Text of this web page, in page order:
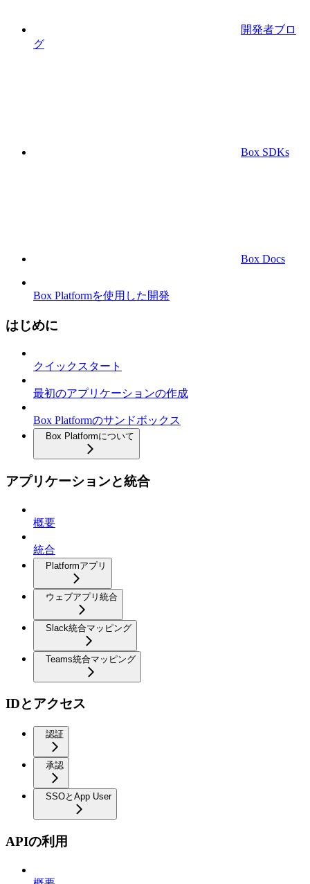
開発者ブロ
グ
Box SDKs
Box Docs
Box Platformを使用した開発
はじめに
クイックスタート
最初のアプリケーションの作成
Box Platformのサンドボックス
Box Platformについて
アプリケーションと統合
概要
統合
Platformアプリ
ウェブアプリ統合
Slack統合マッピング
Teams統合マッピング
IDとアクセス
認証
承認
SSOとApp User
APIの利用